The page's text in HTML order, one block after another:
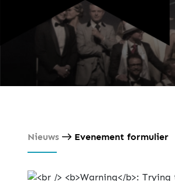
Nieuws Evenement formulier